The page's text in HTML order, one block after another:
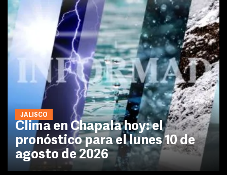
JALISCO
Clima en Chapala hoy: el
pronóstico para el lunes 10 de
agosto de 2026